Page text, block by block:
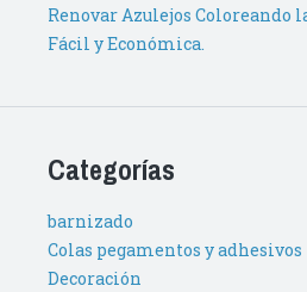
Renovar Azulejos Coloreando
Fácil y Económica.
Categorías
barnizado
Colas pegamentos y adhesivos
Decoración